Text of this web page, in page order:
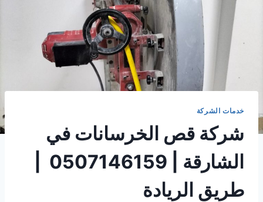
خدمات الشركة
شركة قص الخرسانات في
طريق الريادة